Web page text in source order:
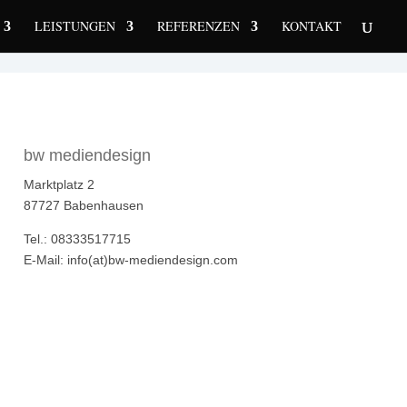
LEISTUNGEN REFERENZEN KONTAKT
bw mediendesign
Marktplatz 2
87727 Babenhausen
Tel.: 08333517715
E-Mail: info(at)bw-mediendesign.com